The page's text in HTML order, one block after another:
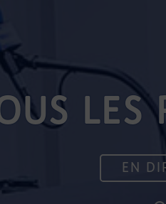
LES
EN